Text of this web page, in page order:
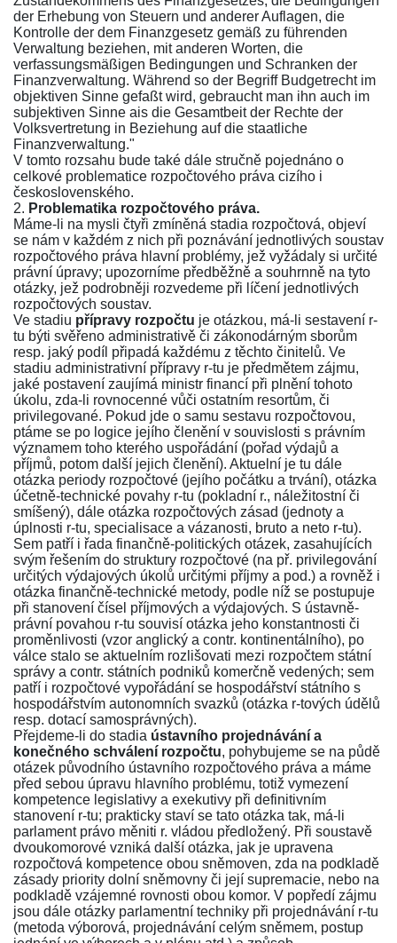
der Erhebung von Steuern und anderer Auflagen, die
Kontrolle der dem Finanzgesetz gemäß zu führenden
Verwaltung beziehen, mit anderen Worten, die
verfassungsmäßigen Bedingungen und Schranken der
Finanzverwaltung. Während so der Begriff Budgetrecht im
objektiven Sinne gefaßt wird, gebraucht man ihn auch im
subjektiven Sinne ais die Gesamtbeit der Rechte der
Volksvertretung in Beziehung auf die staatliche
Finanzverwaltung."
V tomto rozsahu bude také dále stručně pojednáno o
celkové problematice rozpočtového práva cizího i
československého.
2. Problematika rozpočtového práva.
Máme-li na mysli čtyři zmíněná stadia rozpočtová, objeví
se nám v každém z nich při poznávání jednotlivých soustav
rozpočtového práva hlavní problémy, jež vyžádaly si určité
právní úpravy; upozorníme předběžně a souhrnně na tyto
otázky, jež podrobněji rozvedeme při líčení jednotlivých
rozpočtových soustav.
Ve stadiu přípravy rozpočtu je otázkou, má-li sestavení r-
tu býti svěřeno administrativě či zákonodárným sborům
resp. jaký podíl připadá každému z těchto činitelů. Ve
stadiu administrativní přípravy r-tu je předmětem zájmu,
jaké postavení zaujímá ministr financí při plnění tohoto
úkolu, zda-li rovnocenné vůči ostatním resortům, či
privilegované. Pokud jde o samu sestavu rozpočtovou,
ptáme se po logice jejího členění v souvislosti s právním
významem toho kterého uspořádání (pořad výdajů a
příjmů, potom další jejich členění). Aktuelní je tu dále
otázka periody rozpočtové (jejího počátku a trvání), otázka
účetně-technické povahy r-tu (pokladní r., náležitostní či
smíšený), dále otázka rozpočtových zásad (jednoty a
úplnosti r-tu, specialisace a vázanosti, bruto a neto r-tu).
Sem patří i řada finančně-politických otázek, zasahujících
svým řešením do struktury rozpočtové (na př. privilegování
určitých výdajových úkolů určitými příjmy a pod.) a rovněž i
otázka finančně-technické metody, podle níž se postupuje
při stanovení čísel příjmových a výdajových. S ústavně-
právní povahou r-tu souvisí otázka jeho konstantnosti či
proměnlivosti (vzor anglický a contr. kontinentálního), po
válce stalo se aktuelním rozlišovati mezi rozpočtem státní
správy a contr. státních podniků komerčně vedených; sem
patří i rozpočtové vypořádání se hospodářství státního s
hospodářstvím autonomních svazků (otázka r-tových údělů
resp. dotací samosprávných).
Přejdeme-li do stadia ústavního projednávání a
konečného schválení rozpočtu, pohybujeme se na půdě
otázek původního ústavního rozpočtového práva a máme
před sebou úpravu hlavního problému, totiž vymezení
kompetence legislativy a exekutivy při definitivním
stanovení r-tu; prakticky staví se tato otázka tak, má-li
parlament právo měniti r. vládou předložený. Při soustavě
dvoukomorové vzniká další otázka, jak je upravena
rozpočtová kompetence obou sněmoven, zda na podkladě
zásady priority dolní sněmovny či její supremacie, nebo na
podkladě vzájemné rovnosti obou komor. V popředí zájmu
jsou dále otázky parlamentní techniky při projednávání r-tu
(metoda výborová, projednávání celým sněmem, postup